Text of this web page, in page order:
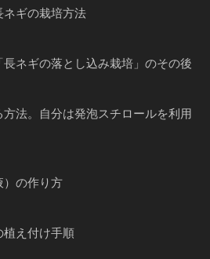
ギの栽培方法
ネギの落とし込み栽培」のその後
法。自分は発泡スチロールを利用
）の作り方
植え付け手順